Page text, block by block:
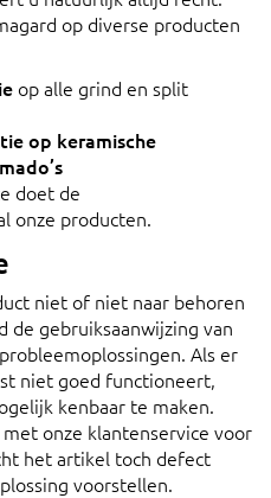
op diverse producten
op alle grind en split
op keramische
doet de
onze producten.
niet of niet naar behoren
de gebruiksaanwijzing van
Als er
niet goed functioneert,
kenbaar te maken.
onze klantenservice voor
het artikel toch defect
voorstellen.